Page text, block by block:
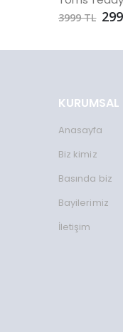
3999 TL
KURUMSAL
Anasayfa
Biz kimiz
Basında biz
Bayilerimiz
İletişim